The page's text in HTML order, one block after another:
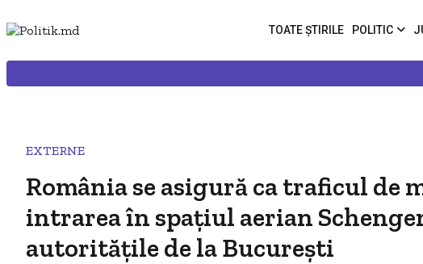
TOATE ȘTIRILE POLITIC
EXTERNE
România se asigură ca traficul de
intrarea în spațiul aerian
autoritățile de la București